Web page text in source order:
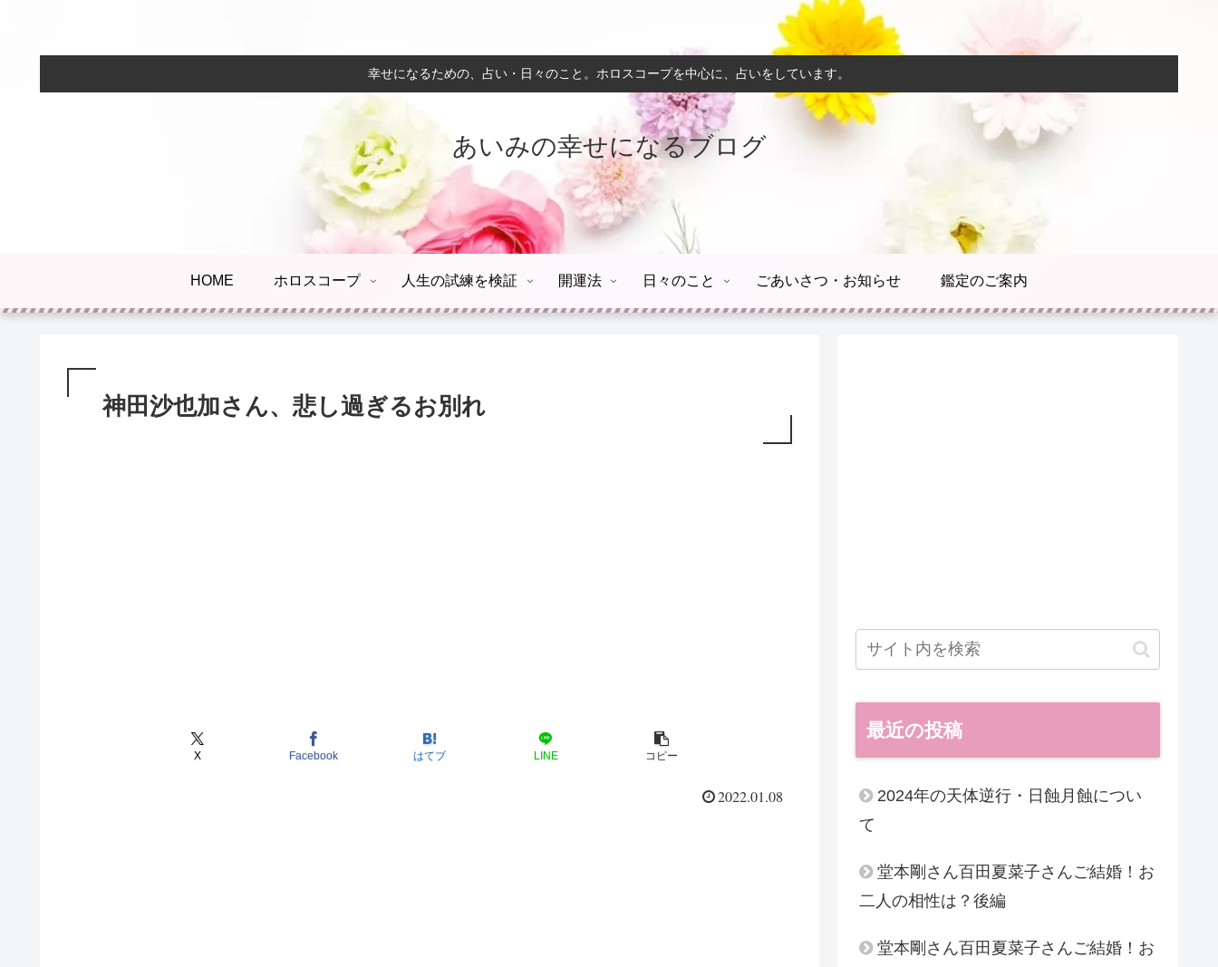
幸せになるための、占い・日々のこと。ホロスコープを中心に、占いをしています。
あいみの幸せになるブログ
HOME ホロスコープ 人生の試練を検証 開運法 日々のこと ごあいさつ・お知らせ 鑑定のご案内
神田沙也加さん、悲し過ぎるお別れ
X Facebook はてブ LINE コピー
2022.01.08
最近の投稿
2024年の天体逆行・日蝕月蝕につい
て
堂本剛さん百田夏菜子さんご結婚！お
二人の相性は？後編
堂本剛さん百田夏菜子さんご結婚！お